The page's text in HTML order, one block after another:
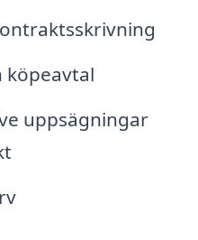
köpeavtal
uppsägningar